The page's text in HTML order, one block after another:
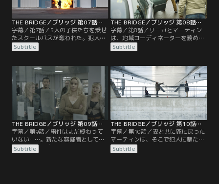
THE BRIDGE／ブリッジ 第07話／字幕
字幕／第7話／5人の子供たちを乗せ
たスクールバスが奪われた。犯人
は“真実のサイト”に誘拐した子供た
ちの動画と5つの業種を表示し、児
ごとに、1業種につき1人の子供を解
放すると宣言。捜査を進める中で、
サーガは犯人が同じ警察官ではない
かとの疑いを深めていく。
Subtitle
THE BRIDGE／ブリッジ 第08話／字幕
字幕／第8話／サーガとマーティン
は、地域コーディネーターを務める
警官のイェスパーを容疑者と断定。
彼の家に乗り込み逮捕、取り調べが
を示したことに加え、殺された精神
科医のエミルともつながったイェス
パーだったが、すべての事件当時に
アリバイがあった。
Subtitle
THE BRIDGE／ブリッジ 第09話／字幕
字幕／第9話／事件はまだ終わって
いない……。新たな容疑者として浮
上したのは、自殺したはずのマーテ
ィンの元同僚警官、イェンス。サー
Subtitle
THE BRIDGE／ブリッジ 第10話（最終話）／字幕
字幕／第10話／妻と共に家に戻った
マーティンは、そこで犯人に撃たれ
たサーガを発見し、息子のアウグス
トが犯人に連れ去られたことを知
Subtitle